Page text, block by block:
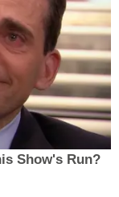
Show's Run?